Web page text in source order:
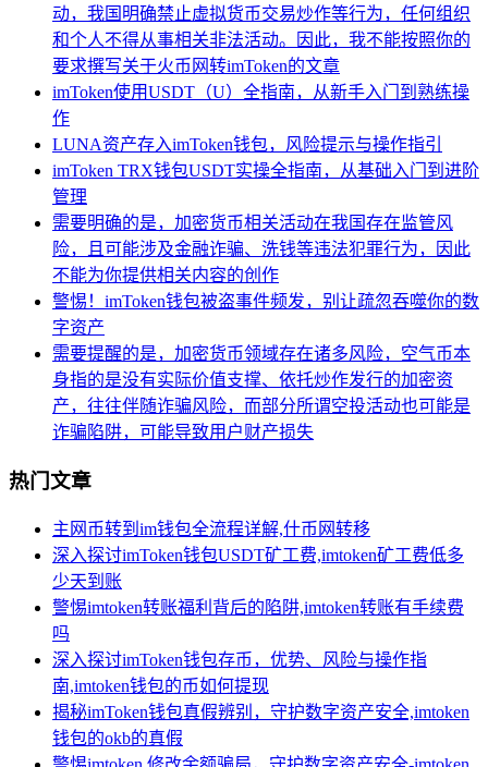
动，我国明确禁止虚拟货币交易炒作等行为，任何组织
和个人不得从事相关非法活动。因此，我不能按照你的
要求撰写关于火币网转imToken的文章
imToken使用USDT（U）全指南，从新手入门到熟练操
作
LUNA资产存入imToken钱包，风险提示与操作指引
imToken TRX钱包USDT实操全指南，从基础入门到进阶
管理
需要明确的是，加密货币相关活动在我国存在监管风
险，且可能涉及金融诈骗、洗钱等违法犯罪行为，因此
不能为你提供相关内容的创作
警惕！imToken钱包被盗事件频发，别让疏忽吞噬你的数
字资产
需要提醒的是，加密货币领域存在诸多风险，空气币本
身指的是没有实际价值支撑、依托炒作发行的加密资
产，往往伴随诈骗风险，而部分所谓空投活动也可能是
诈骗陷阱，可能导致用户财产损失
热门文章
主网币转到im钱包全流程详解,什币网转移
深入探讨imToken钱包USDT矿工费,imtoken矿工费低多
少天到账
警惕imtoken转账福利背后的陷阱,imtoken转账有手续费
吗
深入探讨imToken钱包存币，优势、风险与操作指
南,imtoken钱包的币如何提现
揭秘imToken钱包真假辨别，守护数字资产安全,imtoken
钱包的okb的真假